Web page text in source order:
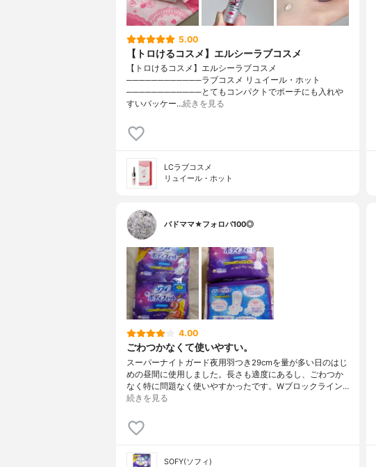
5.00
【トロけるコスメ】エルシーラブコスメ
【トロけるコスメ】エルシーラブコスメ
────────────ラブコスメ リュイール・ホット
────────────とてもコンパクトでポーチにも入れや
すいパッケー…続きを見る
LCラブコスメ
リュイール・ホット
バドママ★フォロバ100◎
4.00
ごわつかなくて使いやすい。
スーパーナイトガード夜用羽つき29cmを量が多い日のはじ
めの昼間に使用しました。長さも適度にあるし、ごわつか
なく特に問題なく使いやすかったです。Wブロックライン…
続きを見る
SOFY(ソフィ)